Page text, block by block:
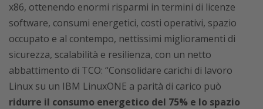
x86, ottenendo enormi risparmi in termini di licenze
software, consumi energetici, costi operativi, spazio
occupato e al contempo, nettissimi miglioramenti di
sicurezza, scalabilità e resilienza, con un netto
abbattimento di TCO: “Consolidare carichi di lavoro
Linux su un IBM LinuxONE a parità di carico può
ridurre il consumo energetico del 75% e lo spazio